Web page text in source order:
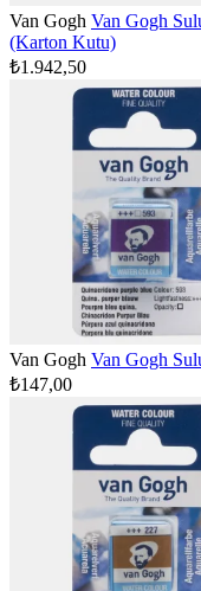
Van Gogh Van Gogh
(Karton Kutu)
₺1.942,50
Van Gogh Van Gogh
₺147,00